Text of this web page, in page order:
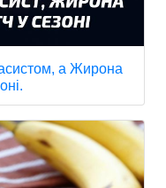
асистом, а Жирона